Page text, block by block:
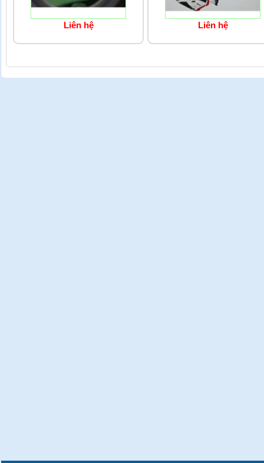
Liên hệ Liên hệ